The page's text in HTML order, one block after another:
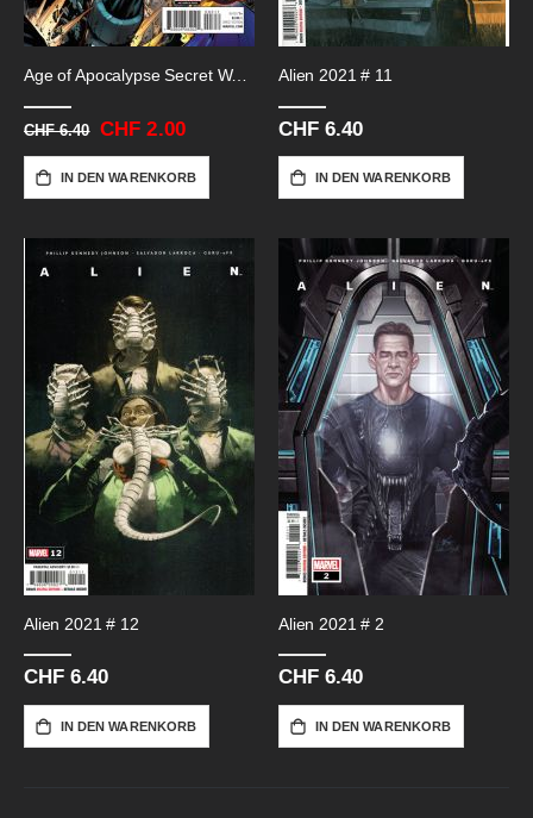
Age of Apocalypse Secret Wars # 3
CHF 6.40 Sonderangebot
CHF 2.00
IN DEN WARENKORB
Alien 2021 # 11
CHF 6.40
IN DEN WARENKORB
Alien 2021 # 12
CHF 6.40
IN DEN WARENKORB
Alien 2021 # 2
CHF 6.40
IN DEN WARENKORB